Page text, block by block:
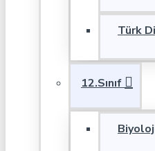
Türk
12.Sınıf